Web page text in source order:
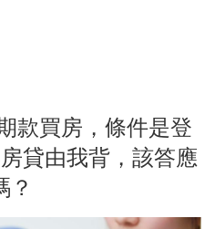
款買房，條件是登
貸由我背，該答應
？